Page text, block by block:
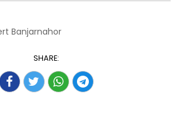
Banjarnahor
SHARE: